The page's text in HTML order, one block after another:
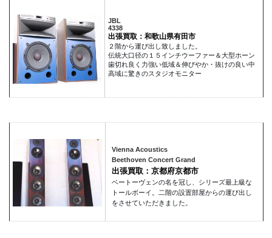
JBL
4338
出張買取：和歌山県有田市
２階から運び出し致しました。
伝統大口径の１５インチウーファー＆大型ホーン
歯切れ良く力強い低域＆伸びやか・抜けの良い中
高域に驚きのスタジオモニター
Vienna Acoustics
Beethoven Concert Grand
出張買取：京都府京都市
ベートーヴェンの名を冠し、シリーズ最上級な
トールボーイ。二階の設置部屋からの運び出し
をさせていただきました。